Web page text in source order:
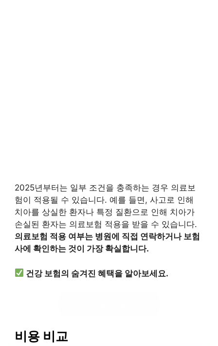
2025년부터는 일부 조건을 충족하는 경우 의료보
험이 적용될 수 있습니다. 예를 들면, 사고로 인해
치아를 상실한 환자나 특정 질환으로 인해 치아가
손실된 환자는 의료보험 적용을 받을 수 있습니다.
의료보험 적용 여부는 병원에 직접 연락하거나 보험
사에 확인하는 것이 가장 확실합니다.
건강 보험의 숨겨진 혜택을 알아보세요.
비용 비교